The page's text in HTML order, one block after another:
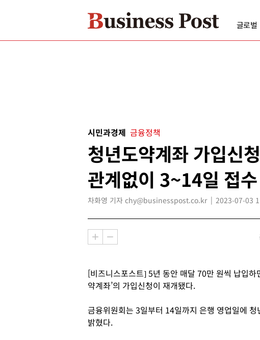
글로벌
시민과경제 금융정책
청년도약계좌 가입신
관계없이 3~14일 접
차화영 기자 chy@businesspost.co.kr 2023-07-03
[비즈니스포스트] 5년 동안 매달 70만 원씩 납입하
약계좌’의 가입신청이 재개됐다.
금융위원회는 3일부터 14일까지 은행 영업일에
밝혔다.